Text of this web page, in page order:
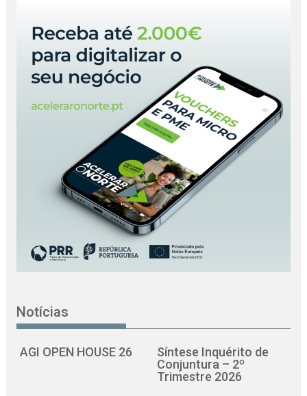
Notícias
AGI OPEN HOUSE 26
Síntese Inquérito de
Conjuntura – 2º
Trimestre 2026